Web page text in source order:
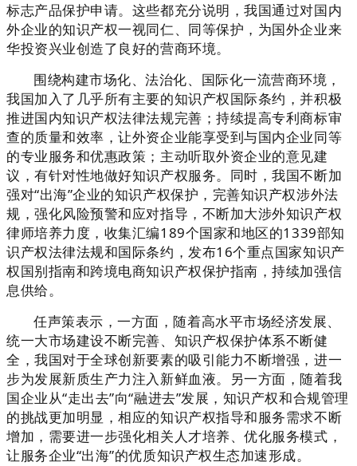
标志产品保护申请。这些都充分说明，我国通过对国内
外企业的知识产权一视同仁、同等保护，为国外企业来
华投资兴业创造了良好的营商环境。
围绕构建市场化、法治化、国际化一流营商环境，
我国加入了几乎所有主要的知识产权国际条约，并积极
推进国内知识产权法律法规完善；持续提高专利商标审
查的质量和效率，让外资企业能享受到与国内企业同等
的专业服务和优惠政策；主动听取外资企业的意见建
议，有针对性地做好知识产权服务。同时，我国不断加
强对“出海”企业的知识产权保护，完善知识产权涉外法
规，强化风险预警和应对指导，不断加大涉外知识产权
律师培养力度，收集汇编189个国家和地区的1339部知
识产权法律法规和国际条约，发布16个重点国家知识产
权国别指南和跨境电商知识产权保护指南，持续加强信
息供给。
任声策表示，一方面，随着高水平市场经济发展、
统一大市场建设不断完善、知识产权保护体系不断健
全，我国对于全球创新要素的吸引能力不断增强，进一
步为发展新质生产力注入新鲜血液。另一方面，随着我
国企业从“走出去”向“融进去”发展，知识产权和合规管理
的挑战更加明显，相应的知识产权指导和服务需求不断
增加，需要进一步强化相关人才培养、优化服务模式，
让服务企业“出海”的优质知识产权生态加速形成。